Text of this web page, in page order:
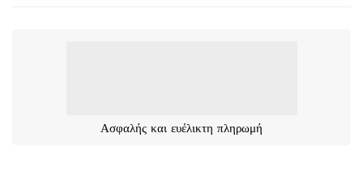
Ασφαλής και ευέλικτη πληρωμή